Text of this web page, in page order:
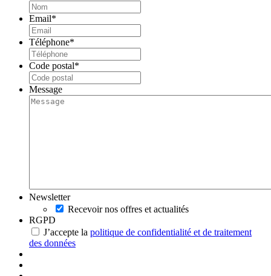
Email*
Téléphone*
Code postal*
Message
Newsletter
Recevoir nos offres et actualités
RGPD
J’accepte la politique de confidentialité et de traitement
des données